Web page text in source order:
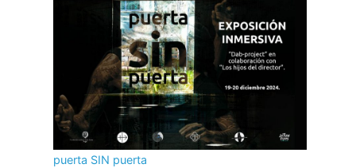
puerta SIN puerta